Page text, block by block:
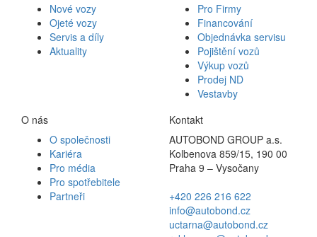
Nové vozy
Ojeté vozy
Servis a díly
Aktuality
Pro Firmy
Financování
Objednávka servisu
Pojištění vozů
Výkup vozů
Prodej ND
Vestavby
O nás
O společnosti
Kariéra
Pro média
Pro spotřebitele
Partneři
Kontakt
AUTOBOND GROUP a.s.
Kolbenova 859/15, 190 00
Praha 9 – Vysočany
+420 226 216 622
info@autobond.cz
uctarna@autobond.cz